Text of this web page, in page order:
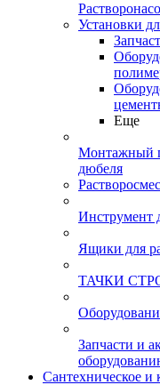
Установки
Еще
Монтажный
дюбеля
Инструмент
Ящики для
ТАЧКИ
Запчасти и
Сантехническое и